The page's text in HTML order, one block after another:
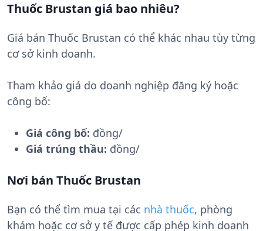
Thuốc Brustan giá bao nhiêu?
Giá bán Thuốc Brustan có thể khác nhau tùy từng
cơ sở kinh doanh.
Tham khảo giá do doanh nghiệp đăng ký hoặc
công bố:
Giá công bố: đồng/
Giá trúng thầu: đồng/
Nơi bán Thuốc Brustan
Bạn có thể tìm mua tại các nhà thuốc, phòng
khám hoặc cơ sở y tế được cấp phép kinh doanh